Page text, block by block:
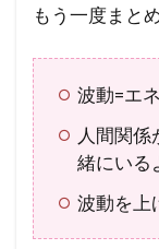
もう一度まと
波動=エ
人間関
緒にいる
波動を上